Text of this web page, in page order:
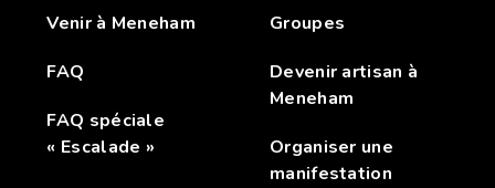
Venir à Meneham
FAQ
FAQ spéciale
« Escalade »
Groupes
Devenir artisan à
Meneham
Organiser une
manifestation